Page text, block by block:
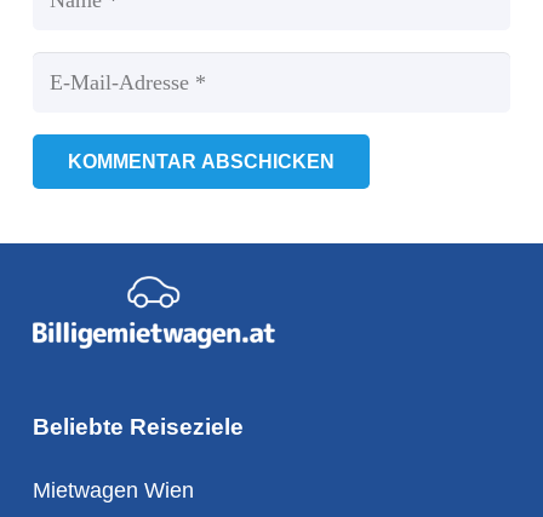
KOMMENTAR ABSCHICKEN
Beliebte Reiseziele
Mietwagen Wien